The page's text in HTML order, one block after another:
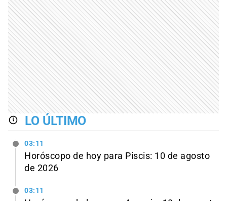
LO ÚLTIMO
03:11
Horóscopo de hoy para Piscis: 10 de agosto
de 2026
03:11